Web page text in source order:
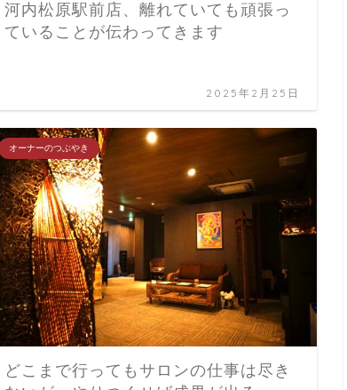
河内松原駅前店、離れていても頑張っ
ていることが伝わってきます
2025年2月25日
オーナーのつぶやき
どこまで行ってもサロンの仕事は尽き